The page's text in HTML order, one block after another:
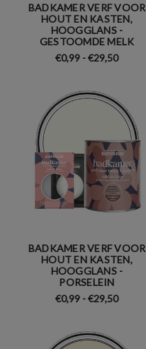
BADKAMER VERF VOOR
HOUT EN KASTEN,
HOOGGLANS -
GESTOOMDE MELK
€0,99 - €29,50
BADKAMER VERF VOOR
HOUT EN KASTEN,
HOOGGLANS -
PORSELEIN
€0,99 - €29,50